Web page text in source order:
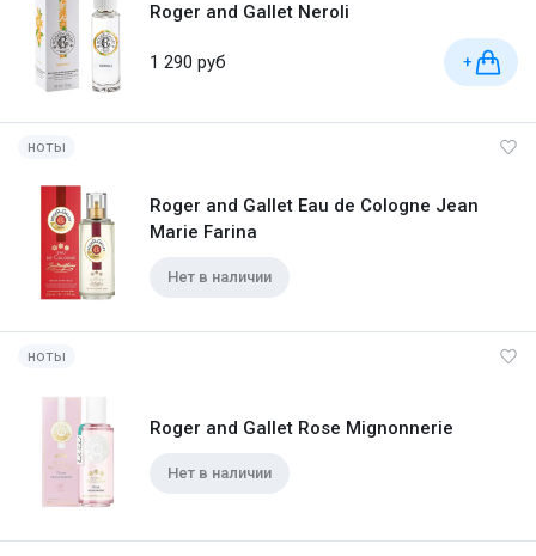
Roger and Gallet Neroli
1 290 руб +
ноты
Roger and Gallet Eau de Cologne Jean
Marie Farina
Нет в наличии
ноты
Roger and Gallet Rose Mignonnerie
Нет в наличии